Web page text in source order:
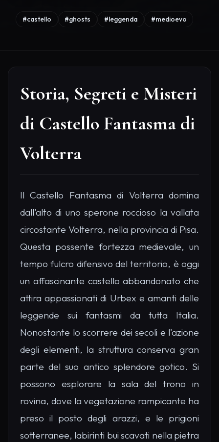
#castello #ghosts #leggenda #medioevo
Storia, Segreti e Misteri
di Castello Fantasma di
Volterra
Il Castello Fantasma di Volterra domina
dall'alto di uno sperone roccioso la vallata
circostante Volterra, nella provincia di Pisa.
Questa possente fortezza medievale, un
tempo fulcro difensivo del territorio, è oggi
un affascinante castello abbandonato che
attira appassionati di Urbex e amanti delle
leggende sui fantasmi da tutta Italia.
Nonostante lo scorrere dei secoli e l'azione
degli elementi, la struttura conserva gran
parte del suo antico splendore gotico. Si
possono esplorare la sala del trono in
rovina, dove la vegetazione rampicante ha
preso il posto degli arazzi, e le prigioni
sotterranee, labirinti bui scavati nella pietra